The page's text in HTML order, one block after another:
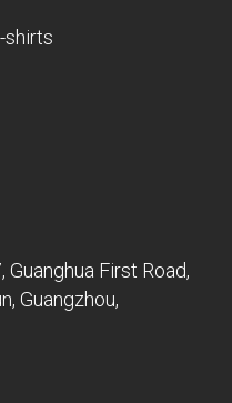
shirts
Guanghua First Road,
Guangzhou,